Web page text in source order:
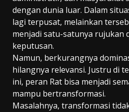
dengan dunia luar. Dalam
lagi terpusat, melainkan
menjadi satu-satunya rujukan
keputusan.
Namun, berkurangnya
hilangnya relevansi. Justru di
ini, peran Rat bisa menjadi
mampu bertransformasi.
Masalahnya, transformasi